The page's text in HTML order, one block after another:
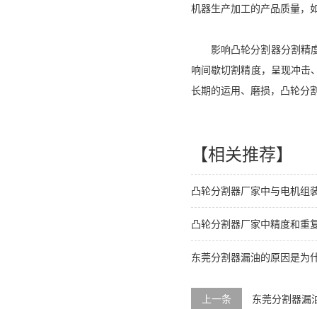
机器生产加工的产品质量，
影响凸轮分割器分割精
响间歇切割精度，呈现冲击
长期的运用、磨损，凸轮分
【相关推荐】
凸轮分割器厂家中与电机组
凸轮分割器厂家中精度和重
东莞分割器漏油的原因是为
上一条 东莞分割器漏